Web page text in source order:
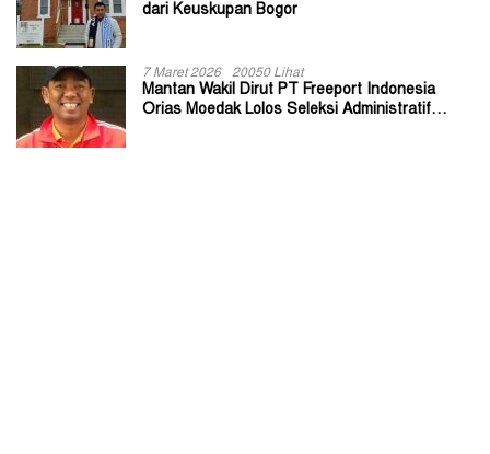
dari Keuskupan Bogor
7 Maret 2026 20050 Lihat
Mantan Wakil Dirut PT Freeport Indonesia
Orias Moedak Lolos Seleksi Administratif